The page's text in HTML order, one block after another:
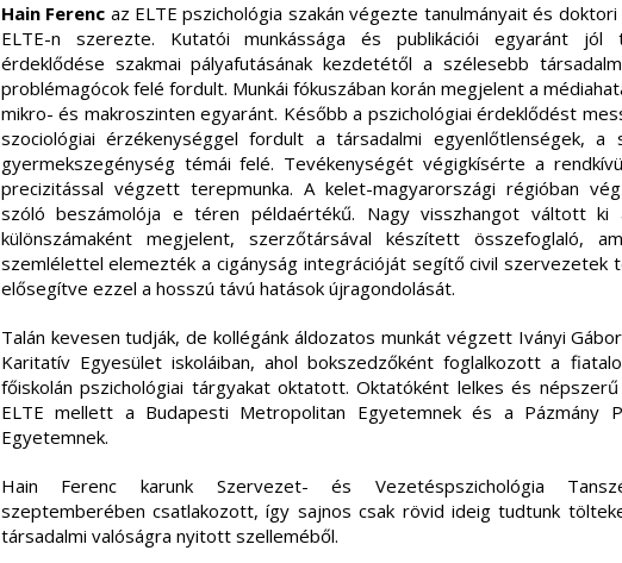
Hain Ferenc az ELTE pszichológia szakán végezte tanulmányait és
ELTE-n szerezte. Kutatói munkássága és publikációi egyaránt jól
érdeklődése szakmai pályafutásának kezdetétől a szélesebb
problémagócok felé fordult. Munkái fókuszában korán megjelent a
mikro- és makroszinten egyaránt. Később a pszichológiai érdeklődést
szociológiai érzékenységgel fordult a társadalmi egyenlőtlenségek, a
gyermekszegénység témái felé. Tevékenységét végigkísérte a
precizitással végzett terepmunka. A kelet-magyarországi régióban
szóló beszámolója e téren példaértékű. Nagy visszhangot váltott ki
különszámaként megjelent, szerzőtársával készített összefoglaló,
szemlélettel elemezték a cigányság integrációját segítő civil szervezetek
elősegítve ezzel a hosszú távú hatások újragondolását.
Talán kevesen tudják, de kollégánk áldozatos munkát végzett Iványi
Karitatív Egyesület iskoláiban, ahol bokszedzőként foglalkozott a
főiskolán pszichológiai tárgyakat oktatott. Oktatóként lelkes és
ELTE mellett a Budapesti Metropolitan Egyetemnek és a Pázmány
Egyetemnek.
Hain Ferenc karunk Szervezet- és Vezetéspszichológia
szeptemberében csatlakozott, így sajnos csak rövid ideig tudtunk
társadalmi valóságra nyitott szelleméből.